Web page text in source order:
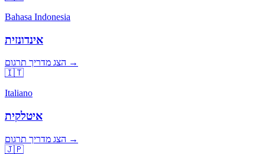
Bahasa Indonesia
אינדונזית
הצג מדריך תרגום →
🇮🇹
Italiano
איטלקית
הצג מדריך תרגום →
🇯🇵